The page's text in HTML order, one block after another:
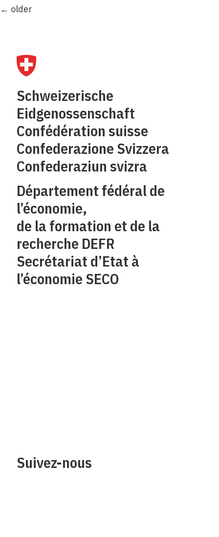
← older
Schweizerische
Eidgenossenschaft
Confédération suisse
Confederazione Svizzera
Confederaziun svizra
Département fédéral de
l’économie,
de la formation et de la
recherche DEFR
Secrétariat d’Etat à
l’économie SECO
Suivez-nous